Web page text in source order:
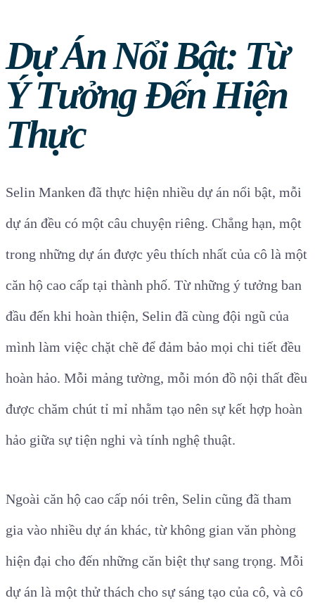
Dự Án Nổi Bật: Từ
Ý Tưởng Đến Hiện
Thực
Selin Manken đã thực hiện nhiều dự án nổi bật, mỗi
dự án đều có một câu chuyện riêng. Chẳng hạn, một
trong những dự án được yêu thích nhất của cô là một
căn hộ cao cấp tại thành phố. Từ những ý tưởng ban
đầu đến khi hoàn thiện, Selin đã cùng đội ngũ của
mình làm việc chặt chẽ để đảm bảo mọi chi tiết đều
hoàn hảo. Mỗi mảng tường, mỗi món đồ nội thất đều
được chăm chút tỉ mỉ nhằm tạo nên sự kết hợp hoàn
hảo giữa sự tiện nghi và tính nghệ thuật.
Ngoài căn hộ cao cấp nói trên, Selin cũng đã tham
gia vào nhiều dự án khác, từ không gian văn phòng
hiện đại cho đến những căn biệt thự sang trọng. Mỗi
dự án là một thử thách cho sự sáng tạo của cô, và cô